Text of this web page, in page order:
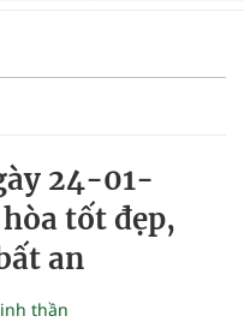
24-01-
tốt đẹp,
an
thần